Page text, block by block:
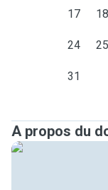
17 18
24 25
31
A propos du